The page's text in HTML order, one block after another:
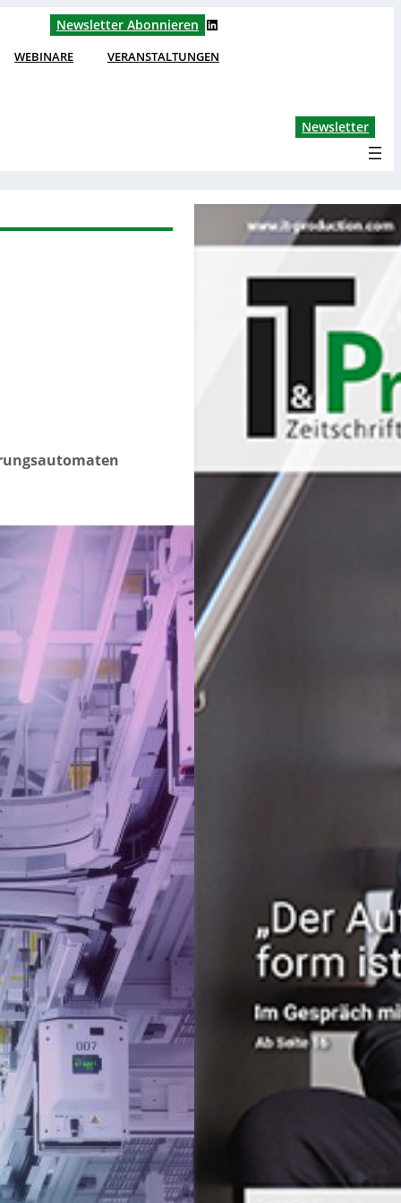
Newsletter Abonnieren LinkedIn
WEBINARE VERANSTALTUNGEN
Newsletter